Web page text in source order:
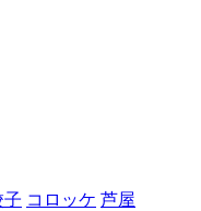
子 コロッケ 芦屋